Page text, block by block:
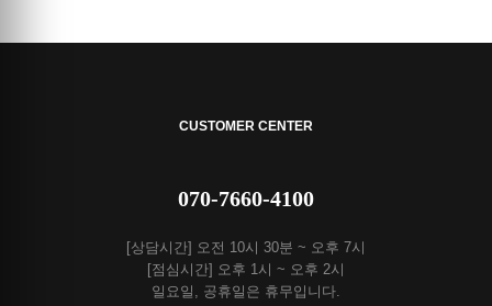
CUSTOMER CENTER
070-7660-4100
[상담시간] 오전 10시 30분 ~ 오후 7시
[점심시간] 오후 1시 ~ 오후 2시
일요일, 공휴일은 휴무입니다.